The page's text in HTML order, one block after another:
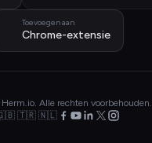
Toevoegen aan
Chrome-extensie
Alle rechten voorbehouden.
🇹🇷 🇳🇱